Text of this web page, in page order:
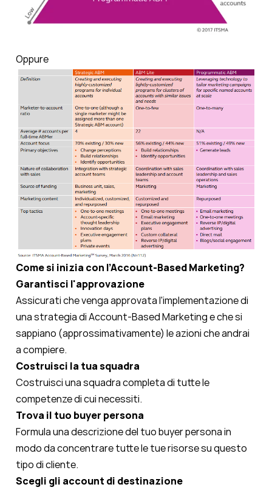
Oppure
Come si inizia con l’Account-Based Marketing?
Garantisci l'approvazione
Assicurati che venga approvata l'implementazione di
una strategia di Account-Based Marketing e che si
sappiano (approssimativamente) le azioni che andrai
a compiere.
Costruisci la tua squadra
Costruisci una squadra completa di tutte le
competenze di cui necessiti.
Trova il tuo buyer persona
Formula una descrizione del tuo buyer persona in
modo da concentrare tutte le tue risorse su questo
tipo di cliente.
Scegli gli account di destinazione